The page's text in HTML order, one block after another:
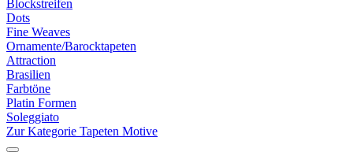
Blockstreifen
Dots
Fine Weaves
Ornamente/Barocktapeten
Attraction
Brasilien
Farbtöne
Platin Formen
Soleggiato
Zur Kategorie Tapeten Motive